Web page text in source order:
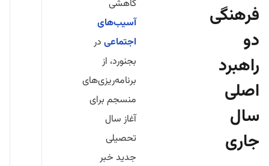
فرهنگی
دو
راهبرد
اصلی
سال
جاری
کاهشی
آسیب‌های
اجتماعی در
بجنورد، از
برنامه‌ریزی‌های
منسجم برای
آغاز سال
تحصیلی
جدید خبر